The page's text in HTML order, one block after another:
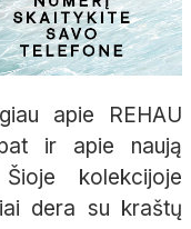
apie REHAU
ir apie naują
kolekcijoje
dera su kraštų